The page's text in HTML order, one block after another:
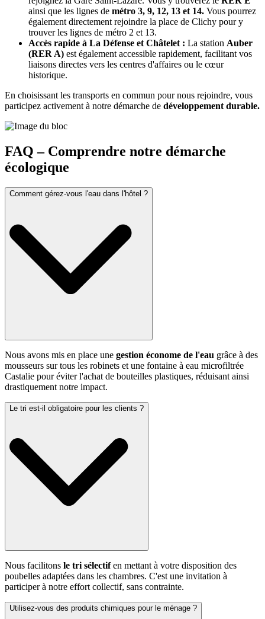
ainsi que les lignes de métro 3, 9, 12, 13 et 14. Vous pourrez
également directement rejoindre la place de Clichy pour y
trouver les lignes de métro 2 et 13.
Accès rapide à La Défense et Châtelet : La station Auber
(RER A) est également accessible rapidement, facilitant vos
liaisons directes vers les centres d'affaires ou le cœur
historique.
En choisissant les transports en commun pour nous rejoindre, vous
participez activement à notre démarche de développement durable.
FAQ – Comprendre notre démarche
écologique
Comment gérez-vous l'eau dans l'hôtel ?
Nous avons mis en place une gestion économe de l'eau grâce à des
mousseurs sur tous les robinets et une fontaine à eau microfiltrée
Castalie pour éviter l'achat de bouteilles plastiques, réduisant ainsi
drastiquement notre impact.
Le tri est-il obligatoire pour les clients ?
Nous facilitons le tri sélectifen mettant à votre disposition des
poubelles adaptées dans les chambres. C'est une invitation à
participer à notre effort collectif, sans contrainte.
Utilisez-vous des produits chimiques pour le ménage ?